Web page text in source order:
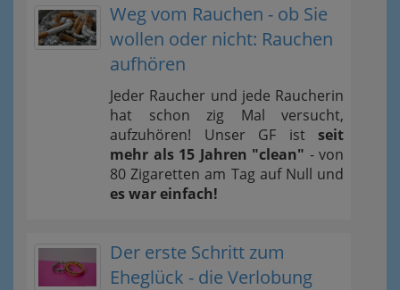
Weg vom Rauchen - ob Sie
wollen oder nicht: Rauchen
aufhören
Jeder Raucher und jede Raucherin
hat schon zig Mal versucht,
aufzuhören! Unser GF ist seit
mehr als 15 Jahren "clean" - von
80 Zigaretten am Tag auf Null und
es war einfach!
Der erste Schritt zum
Eheglück - die Verlobung